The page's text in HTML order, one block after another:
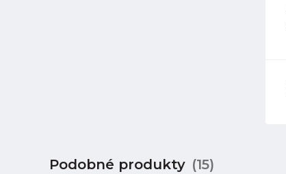
Podobné produkty (15)